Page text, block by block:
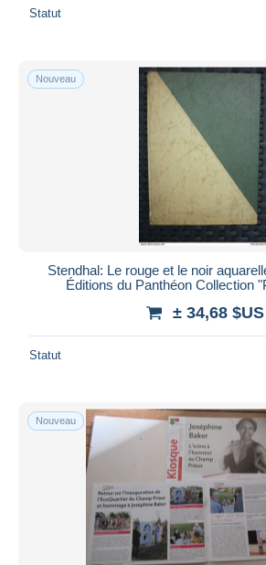
Statut
Nouveau
Stendhal: Le rouge et le noir
Éditions du Panthéon Collection
± 34,68 $US
Statut
Nouveau